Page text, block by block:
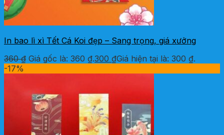
In bao lì xì Tết Cá Koi đẹp – Sang trọng, giá xưởng
360₫ Giá gốc là: 360 ₫.300 ₫Giá hiện tại là: 300 ₫.
-17%